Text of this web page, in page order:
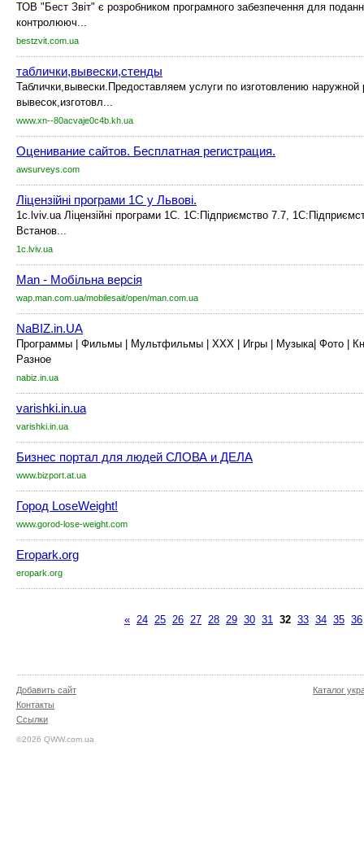
ТОВ "Бест Звіт" є розробником програмного забезпечення для
контролююч...
bestzvit.com.ua
таблички,вывески,стенды
Таблички,вывески.Предоставляем услуги по изготовлению наружной
вывесок,изготовл...
www.xn--80acvaje0c4b.kh.ua
Оценивание сайтов. Бесплатная регистрация.
awsurveys.com
Ліцензійні програми 1С у Львові.
1c.lviv.ua Ліцензійні програми 1С. 1С:Підприємство 7.7,
Встанов...
1c.lviv.ua
Man - Мобільна версія
wap.man.com.ua/mobilesait/open/man.com.ua
NaBIZ.in.UA
Программы | Фильмы | Мультфильмы | ХХХ | Игры | Музыка| Фото |
Разное
nabiz.in.ua
varishki.in.ua
varishki.in.ua
Бизнес портал для людей СЛОВА и ДЕЛА
www.bizport.at.ua
Город LoseWeight!
www.gorod-lose-weight.com
Eropark.org
eropark.org
« 24 25 26 27 28 29 30 31 32 33 34 35 36
Добавить сайт
Контакты
Ссылки
©2026 QWW.com.ua
Каталог